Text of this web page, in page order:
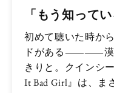
「もう知って
初めて聴いた時か
ドがある――漠然
きりと。クインシ
It Bad Girl』は、ま